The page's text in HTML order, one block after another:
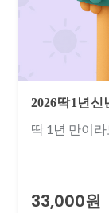
2026 딱 1년 신
딱 1년 만이
33,000원